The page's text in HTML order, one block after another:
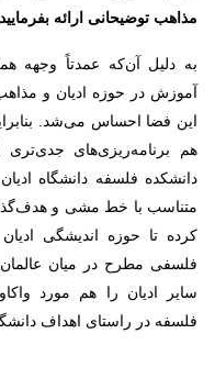
مذاهب توضیحانی ارائه
به دلیل آن‌که عمدتاً وجهه
آموزش در حوزه ادیان و
این فضا احساس می‌شد.
هم برنامه‌ریزی‌های
دانشکده فلسفه دانشگاه
متناسب با خط مشی و
کرده تا حوزه اندیشگی
فلسفی مطرح در میان
سایر ادیان را هم مورد
فلسفه در راستای اهداف